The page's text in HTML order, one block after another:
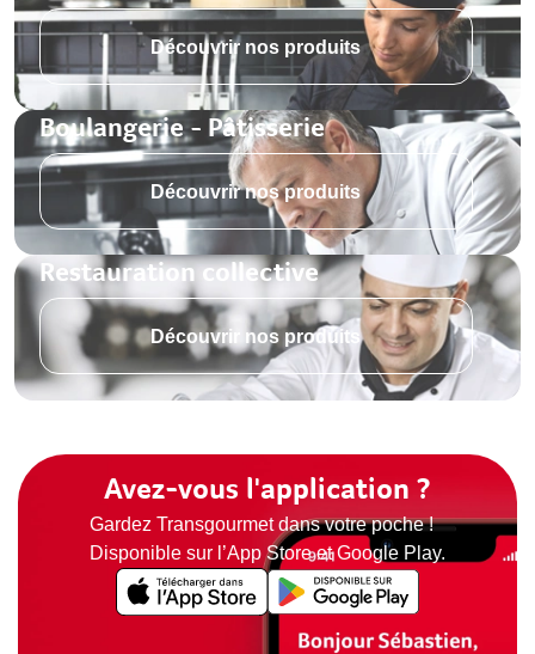
Découvrir nos produits
Boulangerie - Pâtisserie
Découvrir nos produits
Restauration collective
Découvrir nos produits
Avez-vous l'application ?
Gardez Transgourmet dans votre poche !
Disponible sur l’App Store et Google Play.